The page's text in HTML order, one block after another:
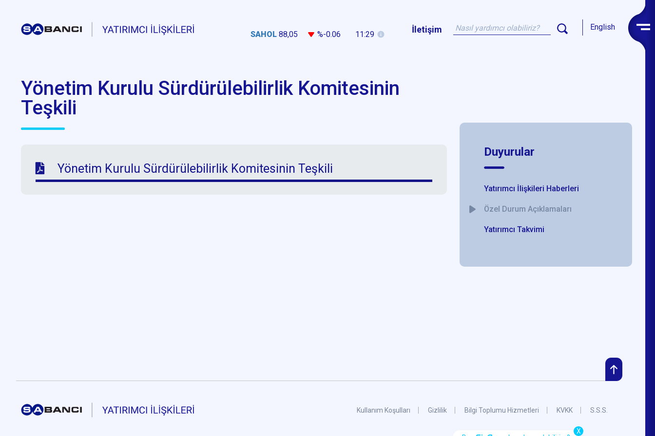
SAHOL 88,05 %-0.06 11:29 İletişim English
Yönetim Kurulu Sürdürülebilirlik Komitesinin
Teşkili
Yönetim Kurulu Sürdürülebilirlik Komitesinin Teşkili
Duyurular
Yatırımcı İlişkileri Haberleri
Özel Durum Açıklamaları
Yatırımcı Takvimi
Kullanım Koşulları Gizlilik Bilgi Toplumu Hizmetleri KVKK S.S.S.
X